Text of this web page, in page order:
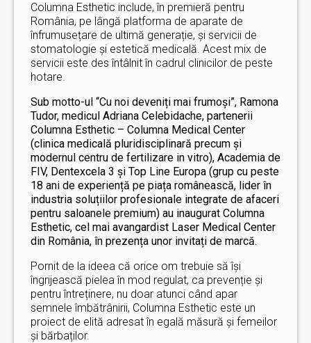
Columna Esthetic include, în premieră pentru
România, pe lângă platforma de aparate de
înfrumusețare de ultimă generație, și servicii de
stomatologie și estetică medicală. Acest mix de
servicii este des întâlnit în cadrul clinicilor de peste
hotare.
Sub motto-ul “Cu noi deveniți mai frumoși”, Ramona
Tudor, medicul Adriana Celebidache, partenerii
Columna Esthetic – Columna Medical Center
(clinica medicală pluridisciplinară precum și
modernul centru de fertilizare in vitro), Academia de
FIV, Dentexcela 3 și Top Line Europa (grup cu peste
18 ani de experiență pe piața românească, lider în
industria soluțiilor profesionale integrate de afaceri
pentru saloanele premium) au inaugurat Columna
Esthetic, cel mai avangardist Laser Medical Center
din România, în prezența unor invitați de marcă.
Pornit de la ideea că orice om trebuie să își
îngrijească pielea în mod regulat, ca prevenție și
pentru întreținere, nu doar atunci când apar
semnele îmbătrânirii, Columna Esthetic este un
proiect de elită adresat în egală măsură și femeilor
și bărbaților.